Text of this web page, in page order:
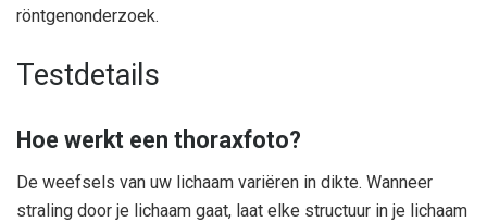
röntgenonderzoek.
Testdetails
Hoe werkt een thoraxfoto?
De weefsels van uw lichaam variëren in dikte. Wanneer
straling door je lichaam gaat, laat elke structuur in je lichaam